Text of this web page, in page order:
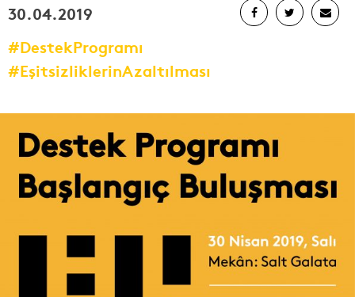
30.04.2019
#DestekProgramı
#EşitsizliklerinAzaltılması